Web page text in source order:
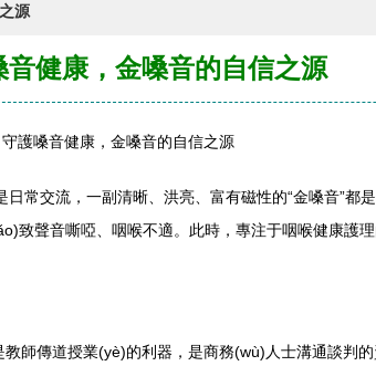
源
健康，金嗓音的自信之源
常交流，一副清晰、洪亮、富有磁性的“金嗓音”都
聲音嘶啞、咽喉不適。此時，專注于咽喉健康護
師傳道授業(yè)的利器，是商務(wù)人士溝通談判